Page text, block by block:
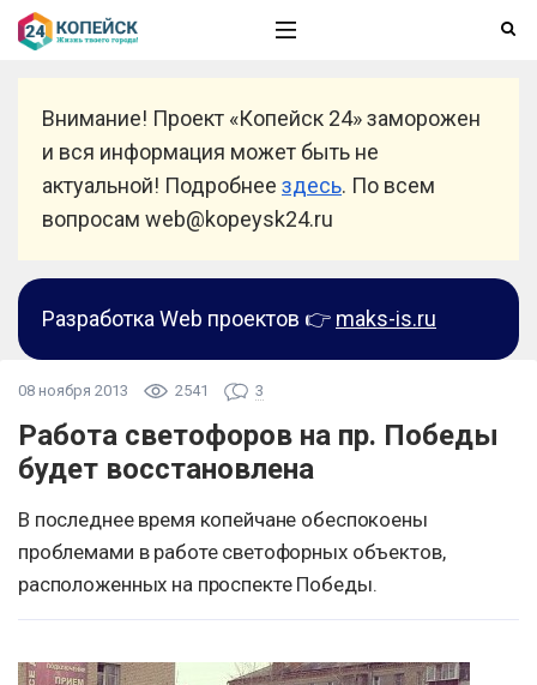
Внимание! Проект «Копейск 24» заморожен
и вся информация может быть не
актуальной! Подробнее здесь. По всем
вопросам web@kopeysk24.ru
Разработка Web проектов 👉 maks-is.ru
08 ноября 2013 2541 3
Работа светофоров на пр. Победы
будет восстановлена
В последнее время копейчане обеспокоены
проблемами в работе светофорных объектов,
расположенных на проспекте Победы.